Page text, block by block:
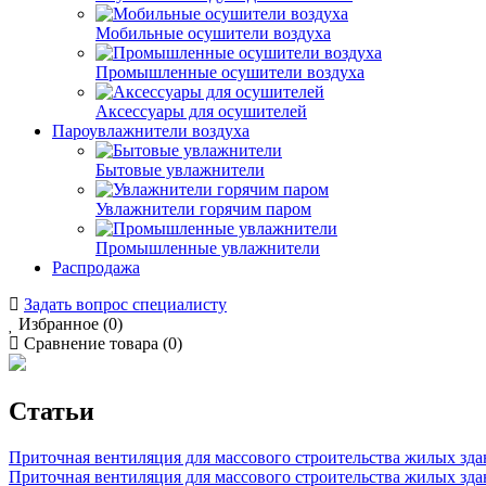
Мобильные осушители воздуха
Промышленные осушители воздуха
Аксессуары для осушителей
Пароувлажнители воздуха
Бытовые увлажнители
Увлажнители горячим паром
Промышленные увлажнители
Распродажа
Задать вопрос специалисту
Избранное (0)
Сравнение товара (0)
Статьи
Приточная вентиляция для массового строительства жилых
Приточная вентиляция для массового строительства жилых